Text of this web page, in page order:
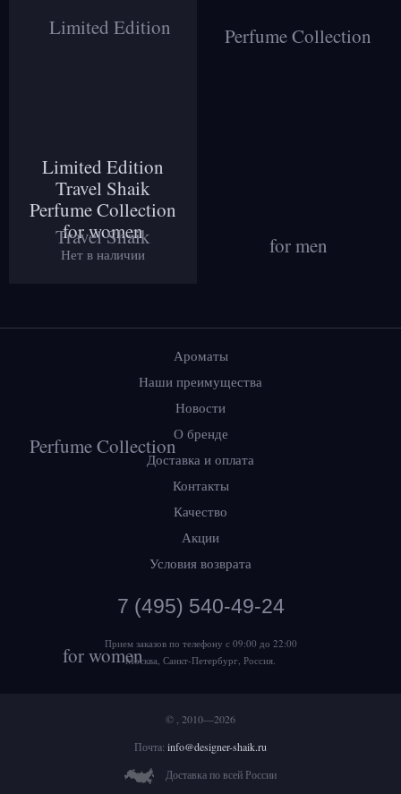
Limited Edition
Travel Shaik
Perfume Collection
for women
Нет в наличии
Ароматы
Наши преимущества
Новости
О бренде
Доставка и оплата
Контакты
Качество
Акции
Условия возврата
7 (495) 540-49-24
Прием заказов по телефону с 09:00 до 22:00
Москва, Санкт-Петербург, Россия.
© , 2010—2026
Почта: info@designer-shaik.ru
Доставка по всей России